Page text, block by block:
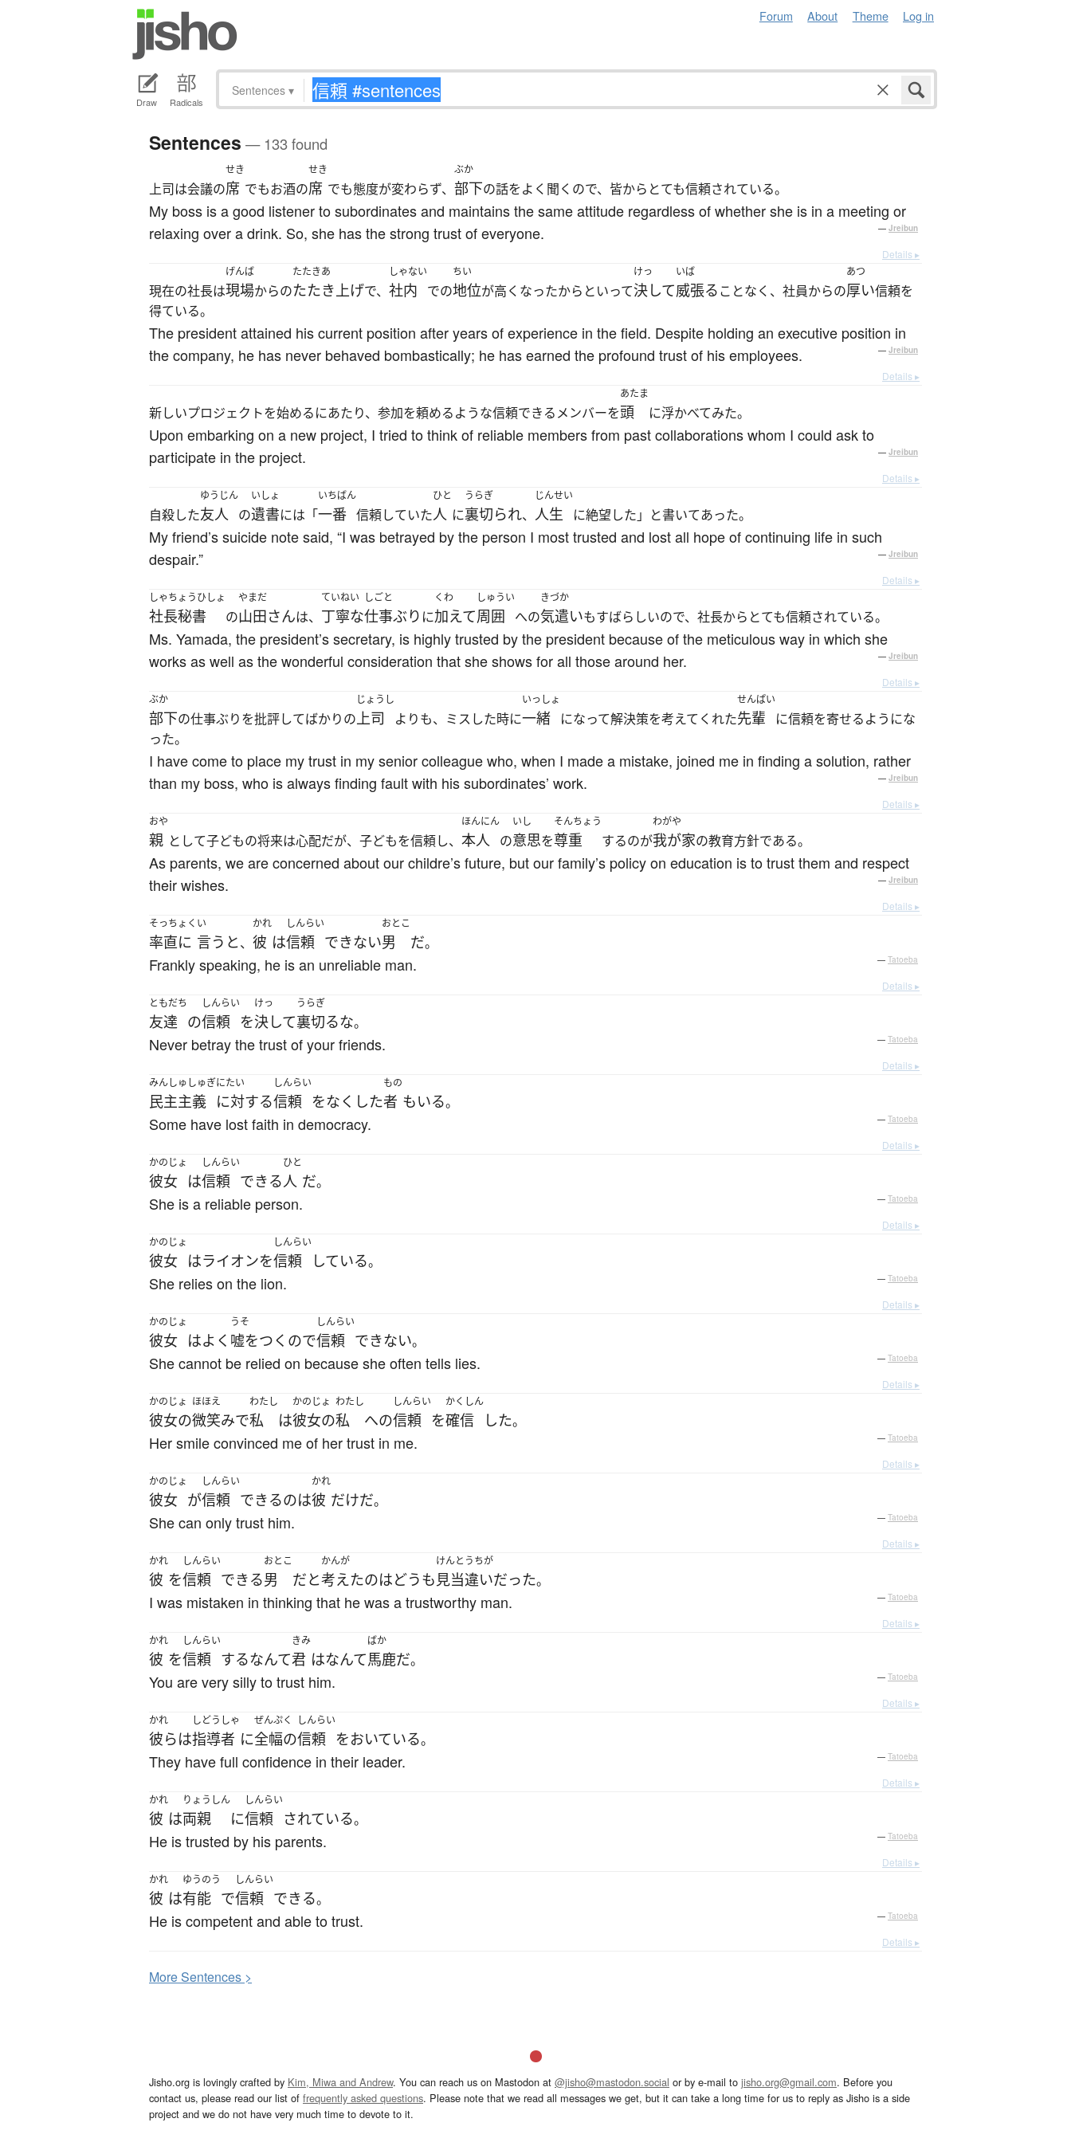
Forum About Theme Log in
Draw Radicals
Sentences ▾
Sentences — 133 found
上司は会議の
せき
席 でもお酒の
せき
席 でも態度が変わらず、
ぶか
部下の話をよく聞くので、皆からとても信頼されている。
My boss is a good listener to subordinates and maintains the same attitude regardless of whether she is in a meeting or
relaxing over a drink. So, she has the strong trust of everyone.
— Jreibun
Details ▸
現在の社長は
げんば
現場からの
たたきあ
たたき上げで、
しゃない
社内 での
ちい
地位が高くなったからといって
けっ
決して
いば
威張ることなく、社員からの
あつ
厚い信頼を
得ている。
The president attained his current position after years of experience in the field. Despite holding an executive position in
the company, he has never behaved bombastically; he has earned the profound trust of his employees.
— Jreibun
Details ▸
新しいプロジェクトを始めるにあたり、参加を頼めるような信頼できるメンバーを
あたま
頭 に浮かべてみた。
Upon embarking on a new project, I tried to think of reliable members from past collaborations whom I could ask to
participate in the project.
— Jreibun
Details ▸
自殺した
ゆうじん
友人 の
いしょ
遺書には「
いちばん
一番 信頼していた
ひと
人 に
うらぎ
裏切られ、
じんせい
人生 に絶望した」と書いてあった。
My friend’s suicide note said, “I was betrayed by the person I most trusted and lost all hope of continuing life in such
despair.”
— Jreibun
Details ▸
しゃちょうひしょ
社長秘書 の
やまだ
山田さんは、
ていねい
丁寧な
しごと
仕事ぶり に
くわ
加えて
しゅうい
周囲 への
きづか
気遣いもすばらしいので、社長からとても信頼されている。
Ms. Yamada, the president’s secretary, is highly trusted by the president because of the meticulous way in which she
works as well as the wonderful consideration that she shows for all those around her.
— Jreibun
Details ▸
ぶか
部下の仕事ぶりを批評してばかりの
じょうし
上司 よりも、ミスした時に
いっしょ
一緒 になって解決策を考えてくれた
せんぱい
先輩
に信頼を寄せるようにな
った。
I have come to place my trust in my senior colleague who, when I made a mistake, joined me in finding a solution, rather
than my boss, who is always finding fault with his subordinates’ work.
— Jreibun
Details ▸
おや
親 として子どもの将来は心配だが、子どもを信頼し、
ほんにん
本人 の
いし
意思を
そんちょう
尊重 するのが
わがや
我が家の教育方針である。
As parents, we are concerned about our childre’s future, but our family’s policy on education is to trust them and respect
their wishes.
— Jreibun
Details ▸
そっちょく
率直に
い
言う と、
かれ
彼 は
しんらい
信頼 できない
おとこ
男 だ。
Frankly speaking, he is an unreliable man. — Tatoeba
Details ▸
ともだち
友達 の
しんらい
信頼 を
けっ
決して
うらぎ
裏切るな。
Never betray the trust of your friends. — Tatoeba
Details ▸
みんしゅしゅぎ
民主主義
にたい
に対する
しんらい
信頼 をなくした
もの
者 もいる。
Some have lost faith in democracy. — Tatoeba
Details ▸
かのじょ
彼女 は
しんらい
信頼 できる
ひと
人 だ。
She is a reliable person. — Tatoeba
Details ▸
かのじょ
彼女 はライオンを
しんらい
信頼 している。
She relies on the lion. — Tatoeba
Details ▸
かのじょ
彼女 はよく
うそ
嘘をつく ので
しんらい
信頼 できない。
She cannot be relied on because she often tells lies. — Tatoeba
Details ▸
かのじょ
彼女の
ほほえ
微笑みで
わたし
私 は
かのじょ
彼女の
わたし
私 への
しんらい
信頼 を
かくしん
確信 した。
Her smile convinced me of her trust in me. — Tatoeba
Details ▸
かのじょ
彼女 が
しんらい
信頼 できるのは
かれ
彼 だけだ。
She can only trust him. — Tatoeba
Details ▸
かれ
彼 を
しんらい
信頼 できる
おとこ
男 だと
かんが
考えたのはどうも
けんとうちが
見当違いだった。
I was mistaken in thinking that he was a trustworthy man. — Tatoeba
Details ▸
かれ
彼 を
しんらい
信頼 するなんて
きみ
君 はなんて
ばか
馬鹿だ。
You are very silly to trust him. — Tatoeba
Details ▸
かれ
彼らは
しどうしゃ
指導者 に
ぜんぷく
全幅の
しんらい
信頼 をおいている。
They have full confidence in their leader. — Tatoeba
Details ▸
かれ
彼 は
りょうしん
両親 に
しんらい
信頼 されている。
He is trusted by his parents. — Tatoeba
Details ▸
かれ
彼 は
ゆうのう
有能 で
しんらい
信頼 できる。
He is competent and able to trust. — Tatoeba
Details ▸
MoreSentences >
Jisho.org is lovingly crafted by Kim, Miwa and Andrew. You can reach us on Mastodon at @jisho@mastodon.social or by e-mail to jisho.org@gmail.com. Before you
contact us, please read our list of frequently asked questions. Please note that we read all messages we get, but it can take a long time for us to reply as Jisho is a side
project and we do not have very much time to devote to it.